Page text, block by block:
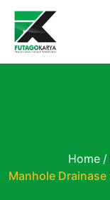
Skip to content
Home /
Manhole